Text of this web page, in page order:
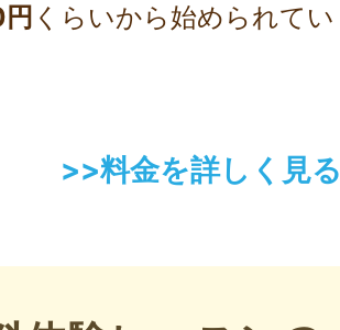
くらいから始められてい
>>料金を詳しく見る